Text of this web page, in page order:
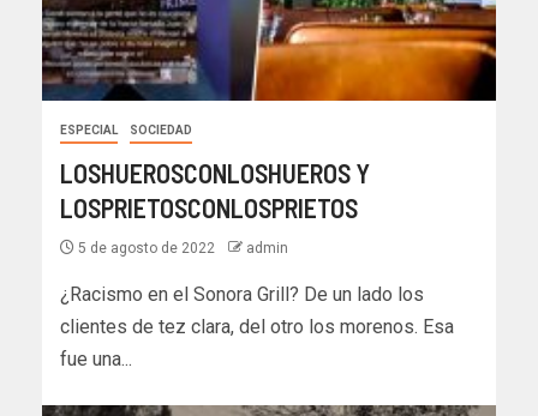
ESPECIAL SOCIEDAD
LOSHUEROSCONLOSHUEROS Y
LOSPRIETOSCONLOSPRIETOS
5 de agosto de 2022 admin
¿Racismo en el Sonora Grill? De un lado los
clientes de tez clara, del otro los morenos. Esa
fue una...